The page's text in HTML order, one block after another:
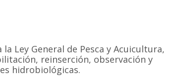
Ley General de Pesca y Acuicultura,
reinserción, observación y
hidrobiológicas.